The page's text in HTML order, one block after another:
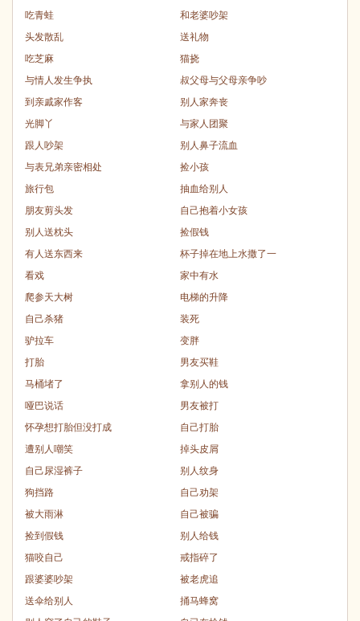
吃青蛙
和老婆吵架
头发散乱
送礼物
吃芝麻
猫挠
与情人发生争执
叔父母与父母亲争吵
到亲戚家作客
别人家奔丧
光脚丫
与家人团聚
跟人吵架
别人鼻子流血
与表兄弟亲密相处
捡小孩
旅行包
抽血给别人
朋友剪头发
自己抱着小女孩
别人送枕头
捡假钱
有人送东西来
杯子掉在地上水撒了一
看戏
家中有水
爬参天大树
电梯的升降
自己杀猪
装死
驴拉车
变胖
打胎
男友买鞋
马桶堵了
拿别人的钱
哑巴说话
男友被打
怀孕想打胎但没打成
自己打胎
遭别人嘲笑
掉头皮屑
自己尿湿裤子
别人纹身
狗挡路
自己劝架
被大雨淋
自己被骗
捡到假钱
别人给钱
猫咬自己
戒指碎了
跟婆婆吵架
被老虎追
送伞给别人
捅马蜂窝